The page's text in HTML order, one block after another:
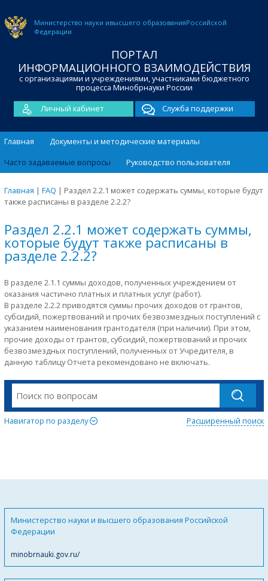
Министерство науки ивысшего образованияРоссийской
Федерации
ПОРТАЛ
ИНФОРМАЦИОННОГО ВЗАИМОДЕЙСТВИЯ
с организациями и учреждениями, участниками бюджетного
процесса Минобрнауки России
Личный кабинет
Служба поддержки
Главная
Документы и методические материалы
Часто задаваемые вопросы
Руководство пользователя
Главная | FAQ | Раздел 2.2.1 может содержать суммы, которые будут
также расписаны в разделе 2.2.2?
Раздел 2.2.1 может содержать суммы,
которые будут также расписаны в
разделе 2.2.2?
В разделе 2.1.1 суммы доходов, полученных учреждением от
оказания частично платных и платных услуг (работ).
В разделе 2.2.2 приводятся суммы прочих доходов от грантов,
субсидий, пожертвований и прочих безвозмездных поступлений с
указанием наименования грантодателя (при наличии). При этом,
прочие доходы от грантов, субсидий, пожертвований и прочих
безвозмездных поступлений, полученных от Учредителя, в
данную таблицу Отчета рекомендовано не включать.
Навигатор по разделу Расширенный поиск
Министерство науки и высшего образования Российской
Федерации
minobrnauki.gov.ru/